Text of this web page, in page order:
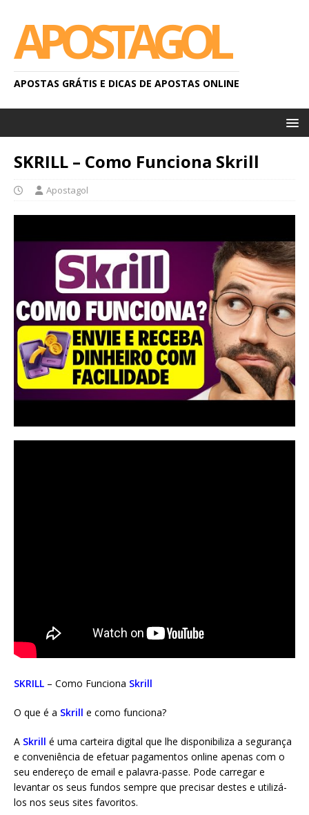
APOSTAGOL
APOSTAS GRÁTIS E DICAS DE APOSTAS ONLINE
SKRILL – Como Funciona Skrill
Apostagol
SKRILL – Como Funciona Skrill
O que é a Skrill e como funciona?
A Skrill é uma carteira digital que lhe disponibiliza a segurança
e conveniência de efetuar pagamentos online apenas com o
seu endereço de email e palavra-passe. Pode carregar e
levantar os seus fundos sempre que precisar destes e utilizá-
los nos seus sites favoritos.